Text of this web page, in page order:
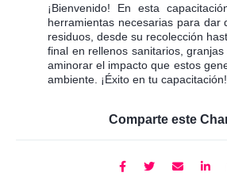
¡Bienvenido! En esta
herramientas necesarias para dar
residuos, desde su recolección
final en rellenos sanitarios,
aminorar el impacto que estos
ambiente. ¡Éxito en tu capacitación!
Comparte este